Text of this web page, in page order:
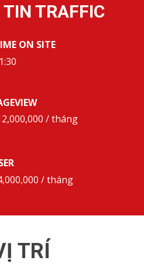
TRAFFIC
ON SITE
/ tháng
/ tháng
TRÍ